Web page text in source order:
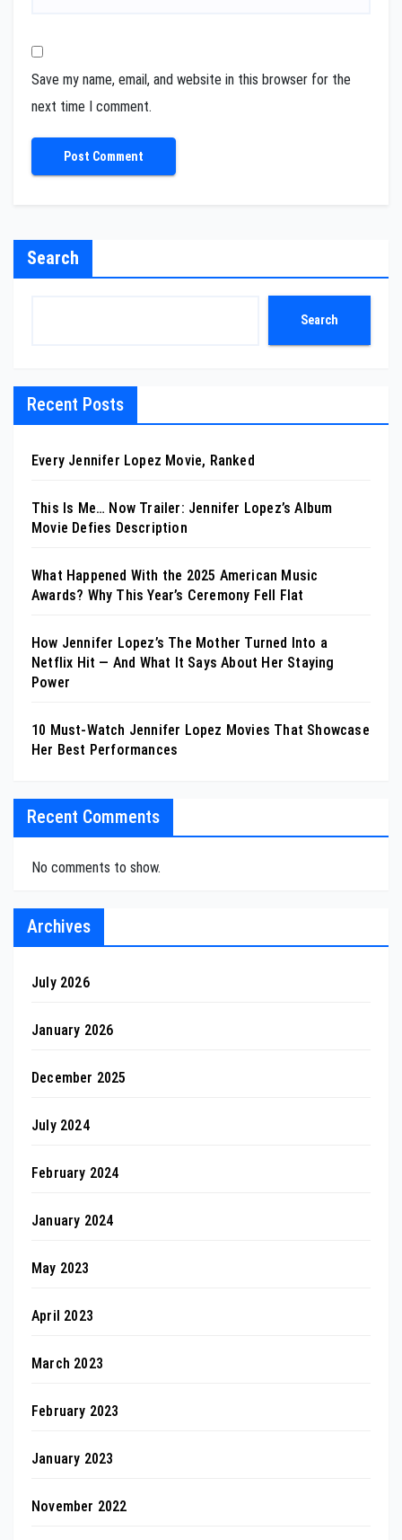
Save my name, email, and website in this browser for the
next time I comment.
Search
Search
Recent Posts
Every Jennifer Lopez Movie, Ranked
This Is Me… Now Trailer: Jennifer Lopez’s Album
Movie Defies Description
What Happened With the 2025 American Music
Awards? Why This Year’s Ceremony Fell Flat
How Jennifer Lopez’s The Mother Turned Into a
Netflix Hit — And What It Says About Her Staying
Power
10 Must-Watch Jennifer Lopez Movies That Showcase
Her Best Performances
Recent Comments
No comments to show.
Archives
July 2026
January 2026
December 2025
July 2024
February 2024
January 2024
May 2023
April 2023
March 2023
February 2023
January 2023
November 2022